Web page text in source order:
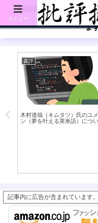
【初訪問の方は、下記の「ま
「ま
書評
木村達哉（キムタツ）氏のユ
ン（夢を叶える英単語）につ
記事内に広告が含まれています。
メニュー